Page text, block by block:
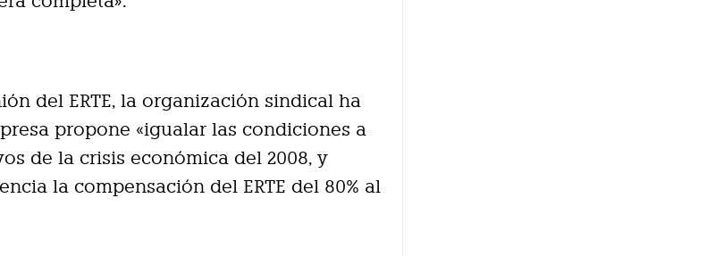
del ERTE, la organización sindical ha
propone «igualar las condiciones a
de la crisis económica del 2008, y
la compensación del ERTE del 80% al